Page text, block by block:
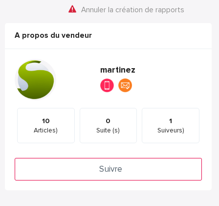
Annuler la création de rapports
A propos du vendeur
martinez
10
Articles)
0
Suite (s)
1
Suiveurs)
Suivre